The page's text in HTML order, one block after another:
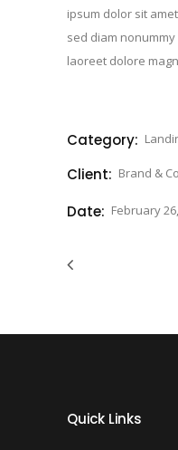
ipsum dolor sit
sed diam
laoreet dolore
Category:
Client: Brand &
Date: February
Quick Links